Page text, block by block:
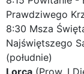
Prawdziwego
8:30 Msza
Najświętszego
(południe)